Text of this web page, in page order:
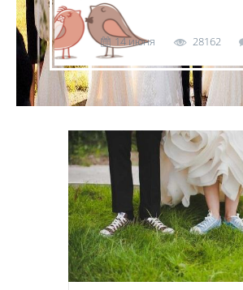
проведение популярной
выездной церемонии.
14 июня 28162